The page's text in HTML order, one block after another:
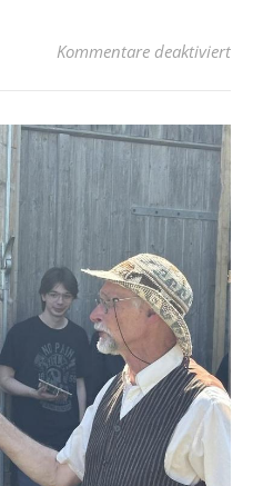
Kommentare deaktiviertfür